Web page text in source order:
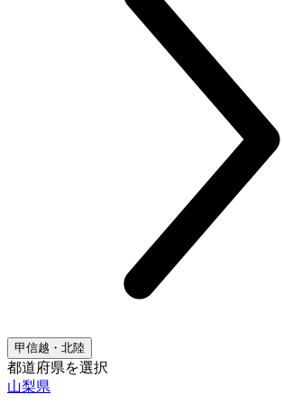
甲信越・北陸
都道府県を選択
山梨県